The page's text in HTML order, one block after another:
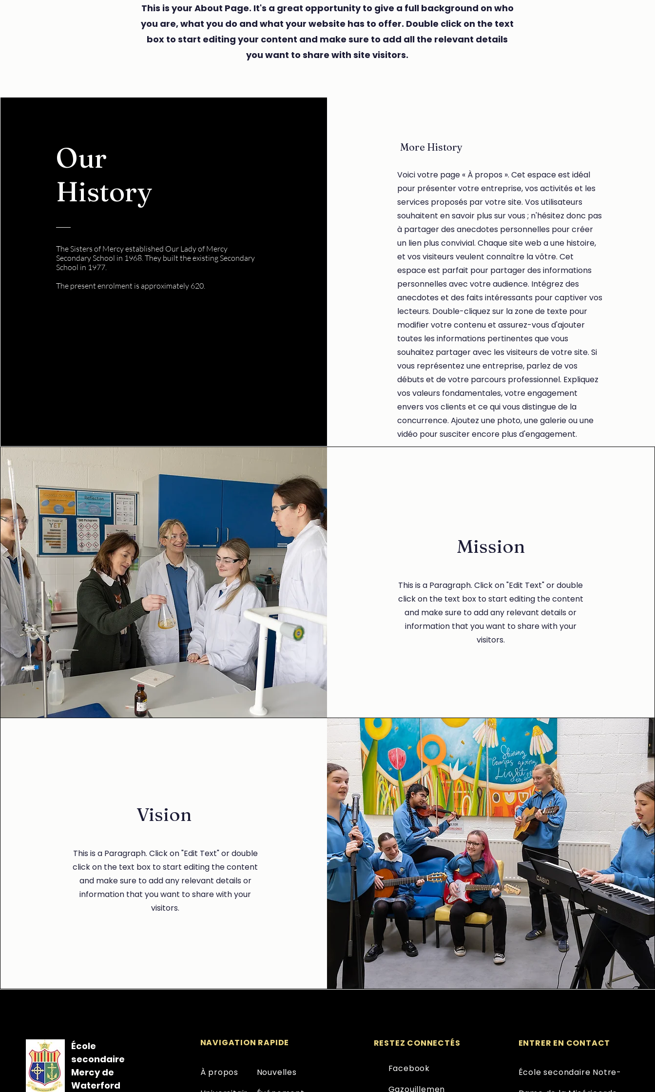
This is your About Page. It's a great opportunity to give a full background on who
you are, what you do and what your website has to offer. Double click on the text
box to start editing your content and make sure to add all the relevant details
you want to share with site visitors.
Our
History
The Sisters of Mercy established Our Lady of Mercy
Secondary School in 1968. They built the existing Secondary
School in 1977.
The present enrolment is approximately 620.
More History
Voici votre page « À propos ». Cet espace est idéal
pour présenter votre entreprise, vos activités et les
services proposés par votre site. Vos utilisateurs
souhaitent en savoir plus sur vous ; n'hésitez donc pas
à partager des anecdotes personnelles pour créer
un lien plus convivial. Chaque site web a une histoire,
et vos visiteurs veulent connaître la vôtre. Cet
espace est parfait pour partager des informations
personnelles avec votre audience. Intégrez des
anecdotes et des faits intéressants pour captiver vos
lecteurs. Double-cliquez sur la zone de texte pour
modifier votre contenu et assurez-vous d'ajouter
toutes les informations pertinentes que vous
souhaitez partager avec les visiteurs de votre site. Si
vous représentez une entreprise, parlez de vos
débuts et de votre parcours professionnel. Expliquez
vos valeurs fondamentales, votre engagement
envers vos clients et ce qui vous distingue de la
concurrence. Ajoutez une photo, une galerie ou une
vidéo pour susciter encore plus d'engagement.
Mission
This is a Paragraph. Click on "Edit Text" or double
click on the text box to start editing the content
and make sure to add any relevant details or
information that you want to share with your
visitors.
Vision
This is a Paragraph. Click on "Edit Text" or double
click on the text box to start editing the content
and make sure to add any relevant details or
information that you want to share with your
visitors.
École
secondaire
Mercy de
Waterford
NAVIGATION RAPIDE
À propos
Nouvelles
RESTEZ CONNECTÉS
Facebook
Gazouillemen
ENTRER EN CONTACT
École secondaire Notre-